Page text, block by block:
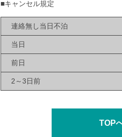
■キャンセル規定
連絡無し当日不泊
当日
前日
2～3日前
TOP